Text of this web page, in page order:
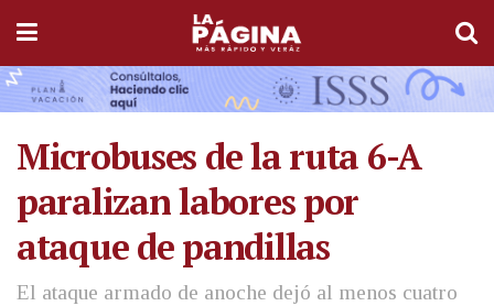
Microbuses de la ruta 6-A
paralizan labores por
ataque de pandillas
El ataque armado de anoche dejó al menos cuatro